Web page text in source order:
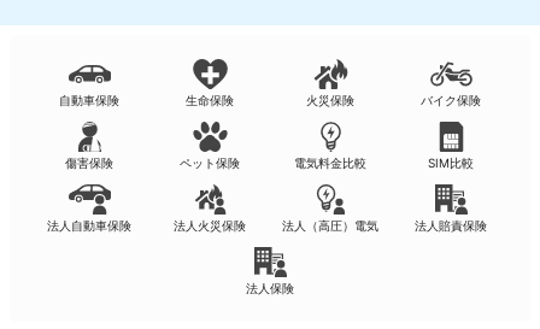
自動車保険 生命保険 火災保険 バイク保険
傷害保険 ペット保険 電気料金比較 SIM比較
法人自動車保険 法人火災保険 法人（高圧）電気 法人賠責保険
法人保険